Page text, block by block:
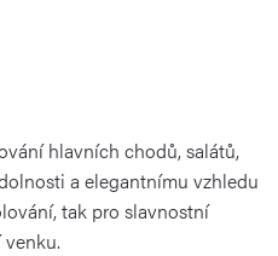
hlavních chodů, salátů,
a elegantnímu vzhledu
tak pro slavnostní